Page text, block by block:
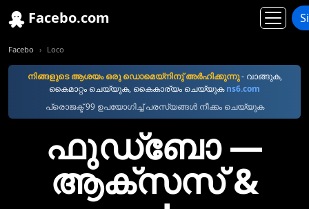
Facebo.com
Facebo Loco
നിങ്ങളുടെ ആശയം ഒരു ഡൊമെയ്നിനു് അര്‍ഹിക്കുന്നു- വാങ്ങുക,
കൈമാറ്റം ചെയ്യുക, കൈകാര്യം ചെയ്യുകns6.com
പ്രൊജക്ട് 99 ഉപയോഗിച്ച് പരസ്യങ്ങൾ നീക്കം ചെയ്യുക
ഫുഡ്ബോ —
ആക്സസ് &